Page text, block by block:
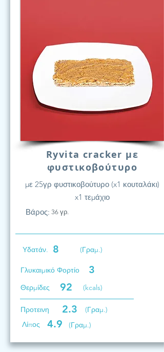
Ryvita cracker με
φυστικοβούτυρο
με 25γρ φυστικοβούτυρο (x1 κουταλάκι)
x1 τεμάχιο
Βάρος: 36 γρ.
Υδατάν. 8 (Γραμ.)
Γλυκαιμικό Φορτίο 3
Θερμίδες 92 (kcals)
Προτεινη 2.3
(Γραμ.)
Λίπος
4.9 (Γραμ.)